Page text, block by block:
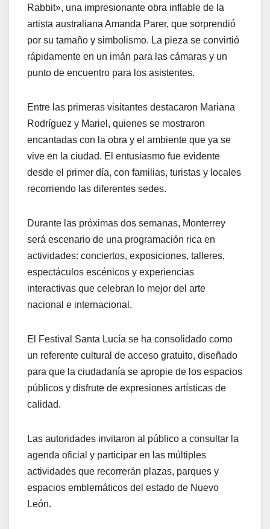
Rabbit», una impresionante obra inflable de la
artista australiana Amanda Parer, que sorprendió
por su tamaño y simbolismo. La pieza se convirtió
rápidamente en un imán para las cámaras y un
punto de encuentro para los asistentes.
Entre las primeras visitantes destacaron Mariana
Rodríguez y Mariel, quienes se mostraron
encantadas con la obra y el ambiente que ya se
vive en la ciudad. El entusiasmo fue evidente
desde el primer día, con familias, turistas y locales
recorriendo las diferentes sedes.
Durante las próximas dos semanas, Monterrey
será escenario de una programación rica en
actividades: conciertos, exposiciones, talleres,
espectáculos escénicos y experiencias
interactivas que celebran lo mejor del arte
nacional e internacional.
El Festival Santa Lucía se ha consolidado como
un referente cultural de acceso gratuito, diseñado
para que la ciudadanía se apropie de los espacios
públicos y disfrute de expresiones artísticas de
calidad.
Las autoridades invitaron al público a consultar la
agenda oficial y participar en las múltiples
actividades que recorrerán plazas, parques y
espacios emblemáticos del estado de Nuevo
León.